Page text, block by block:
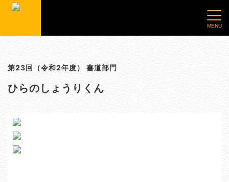
第23回（令和2年度） 書道部門
ひらのしょうりくん